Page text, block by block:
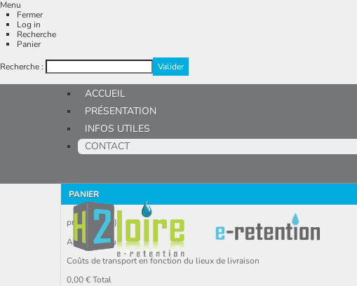
Menu
Fermer
Log in
Recherche
Panier
Recherche :
ACCUEIL
PRÉSENTATION
INFOS UTILES
CONTACT
PANIER
produit
(vide)
Aucun produit
Coûts de transport en fonction du lieux de livraison
0,00 €Total